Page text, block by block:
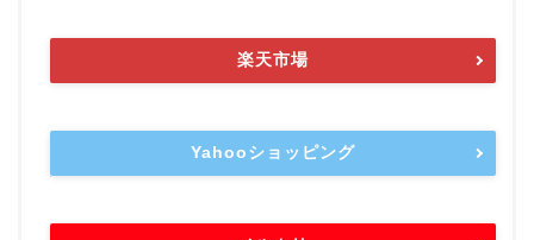
楽天市場
Yahooショッピング